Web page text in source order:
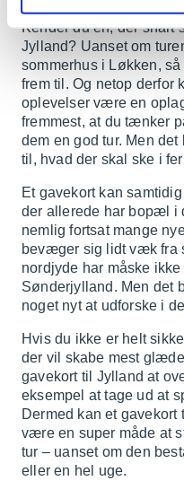
Kender du en, der snart
Jylland? Uanset om
sommerhus i Løkken,
frem til. Og netop derfor
oplevelser være en
fremmest, at du tænker
dem en god tur. Men
til, hvad der skal ske i
Et gavekort kan
der allerede har bopæl i
nemlig fortsat mange
bevæger sig lidt væk fra
nordjyde har måske
Sønderjylland. Men det
noget nyt at udforske i
Hvis du ikke er helt
der vil skabe mest
gavekort til Jylland at
eksempel at tage ud at
Dermed kan et gavekort
være en super måde at
tur – uanset om den
eller en hel uge.